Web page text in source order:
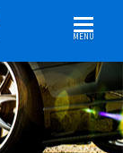
MENU